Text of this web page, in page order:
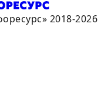
2018-2026